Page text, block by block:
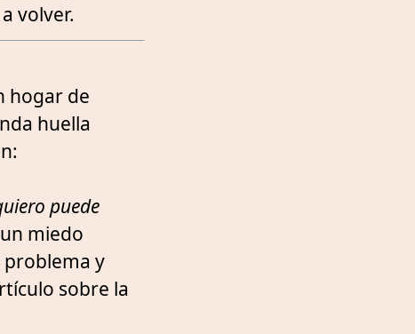
volver.
hogar de
huella
puede
miedo
problema y
sobre la